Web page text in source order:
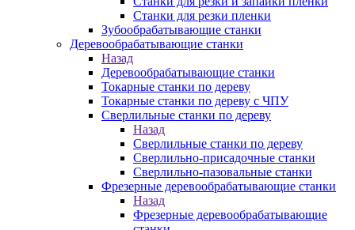
Станки для резки пленки
Зубообрабатывающие станки
Деревообрабатывающие станки
Назад
Деревообрабатывающие станки
Токарные станки по дереву
Токарные станки по дереву с ЧПУ
Сверлильные станки по дереву
Назад
Сверлильные станки по дереву
Сверлильно-присадочные станки
Сверлильно-пазовальные станки
Фрезерные деревообрабатывающие станки
Назад
Фрезерные деревообрабатывающие